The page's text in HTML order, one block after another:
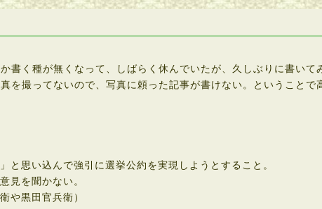
書く種が無くなって、しばらく休んでいたが、久しぶりに書いて
を撮ってないので、写真に頼った記事が書けない。ということで
と思い込んで強引に選挙公約を実現しようとすること。
見を聞かない。
や黒田官兵衛）